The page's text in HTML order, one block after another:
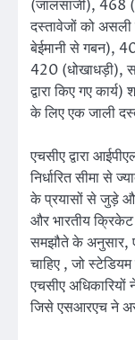
(जालसाजी), 468
दस्तावेजों को
बेईमानी से गबन),
420 (धोखाधड़ी),
द्वारा किए गए
के लिए एक जाली
एचसीए द्वारा
निर्धारित सीमा से
के प्रयासों से जुड़े
और भारतीय क्रिकेट
समझौते के अनुसार,
चाहिए , जो
एचसीए
जिसे एसआरएच ने